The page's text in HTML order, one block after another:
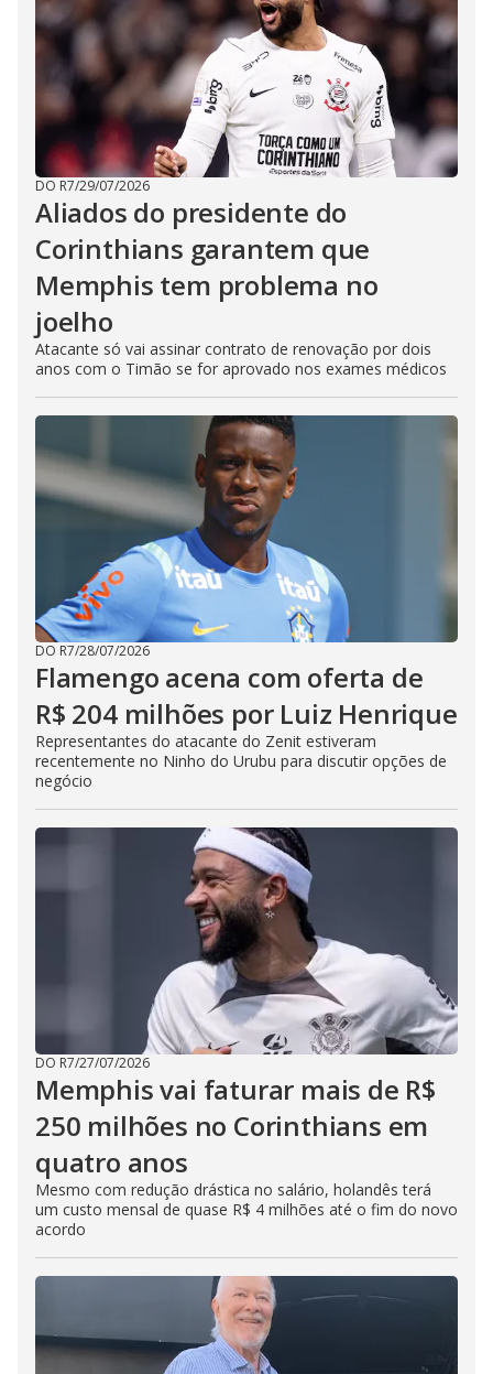
DO R7/29/07/2026
Aliados do presidente do
Corinthians garantem que
Memphis tem problema no
joelho
Atacante só vai assinar contrato de renovação por dois
anos com o Timão se for aprovado nos exames médicos
DO R7/28/07/2026
Flamengo acena com oferta de
R$ 204 milhões por Luiz Henrique
Representantes do atacante do Zenit estiveram
recentemente no Ninho do Urubu para discutir opções de
negócio
DO R7/27/07/2026
Memphis vai faturar mais de R$
250 milhões no Corinthians em
quatro anos
Mesmo com redução drástica no salário, holandês terá
um custo mensal de quase R$ 4 milhões até o fim do novo
acordo